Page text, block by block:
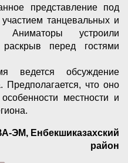
представление под
танцевальных и
Аниматоры устроили
раскрыв перед гостями
обсуждение
Предполагается, что оно
местности и
ЭМ, Енбекшиказахский
район